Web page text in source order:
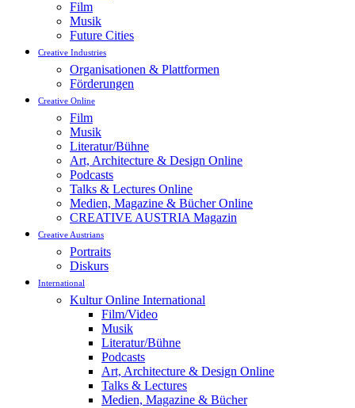
Film
Musik
Future Cities
Creative Industries
Organisationen & Plattformen
Förderungen
Creative Online
Film
Musik
Literatur/Bühne
Art, Architecture & Design Online
Podcasts
Talks & Lectures Online
Medien, Magazine & Bücher Online
CREATIVE AUSTRIA Magazin
Creative Austrians
Portraits
Diskurs
International
Kultur Online International
Film/Video
Musik
Literatur/Bühne
Podcasts
Art, Architecture & Design Online
Talks & Lectures
Medien, Magazine & Bücher